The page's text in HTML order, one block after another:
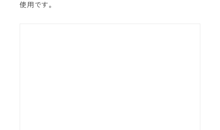
使用です。